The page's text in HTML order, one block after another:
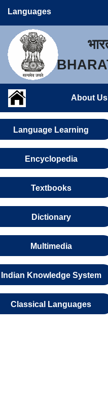
Languages
About Us
Language Learning
Encyclopedia
Textbooks
Dictionary
Multimedia
Indian Knowledge System
Classical Languages